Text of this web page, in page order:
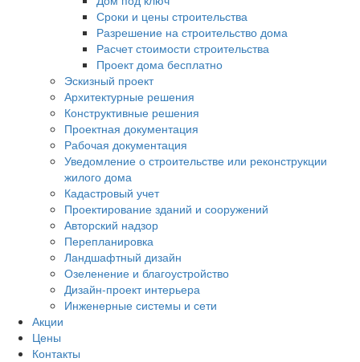
Сроки и цены строительства
Разрешение на строительство дома
Расчет стоимости строительства
Проект дома бесплатно
Эскизный проект
Архитектурные решения
Конструктивные решения
Проектная документация
Рабочая документация
Уведомление о строительстве или реконструкции
жилого дома
Кадастровый учет
Проектирование зданий и сооружений
Авторский надзор
Перепланировка
Ландшафтный дизайн
Озеленение и благоустройство
Дизайн-проект интерьера
Инженерные системы и сети
Акции
Цены
Контакты